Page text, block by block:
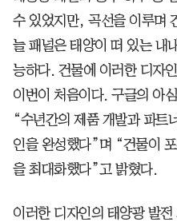
수 있었지만, 곡선을 이루며
늘 패널은 태양이 떠 있는 내
능하다. 건물에 이러한 디자
이번이 처음이다. 구글의 아
“수년간의 제품 개발과 파트
인을 완성했다”며 “건물이
을 최대화했다”고 밝혔다.
이러한 디자인의 태양광 발